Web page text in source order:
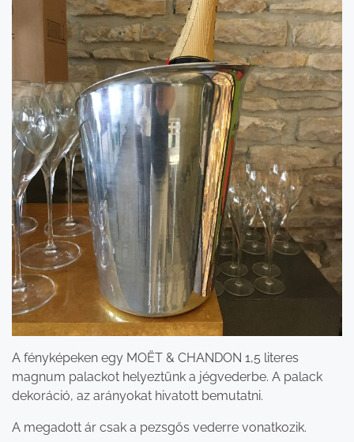
A fényképeken egy MOËT & CHANDON 1,5 literes
magnum palackot helyeztünk a jégvederbe. A palack
dekoráció, az arányokat hivatott bemutatni.
A megadott ár csak a pezsgős vederre vonatkozik.